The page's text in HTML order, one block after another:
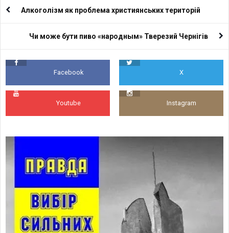
Алкоголізм як проблема християнських територій
Чи може бути пиво «народным» Тверезий Чернігів
Facebook X
Youtube Instagram